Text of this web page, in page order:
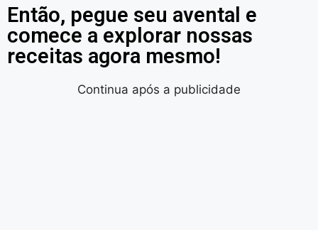
Então, pegue seu avental e
comece a explorar nossas
receitas agora mesmo!
Continua após a publicidade